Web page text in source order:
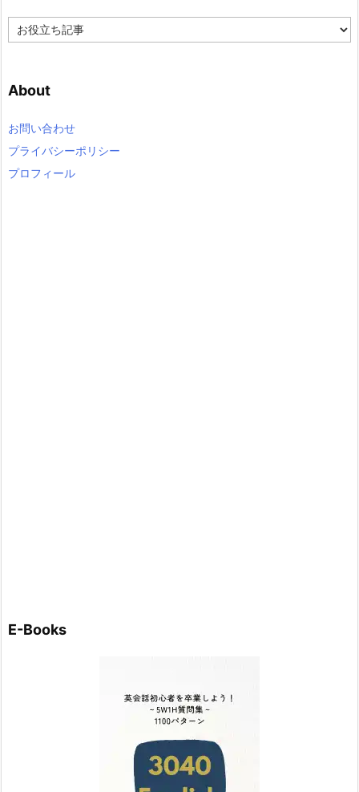
a
g
r
About
お問い合わせ
プライバシーポリシー
プロフィール
E-Books